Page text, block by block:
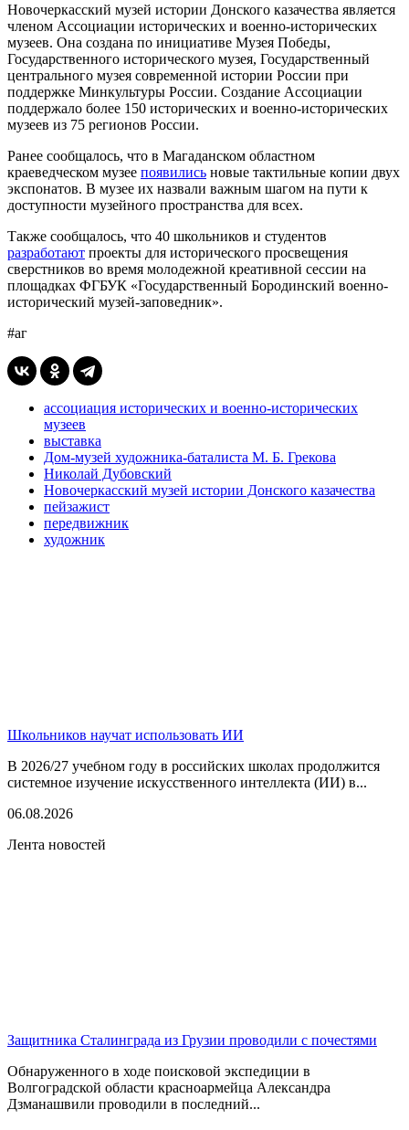
Новочеркасский музей истории Донского казачества является
членом Ассоциации исторических и военно-исторических
музеев. Она создана по инициативе Музея Победы,
Государственного исторического музея, Государственный
центрального музея современной истории России при
поддержке Минкультуры России. Создание Ассоциации
поддержало более 150 исторических и военно-исторических
музеев из 75 регионов России.
Ранее сообщалось, что в Магаданском областном
краеведческом музее появились новые тактильные копии двух
экспонатов. В музее их назвали важным шагом на пути к
доступности музейного пространства для всех.
Также сообщалось, что 40 школьников и студентов
разработают проекты для исторического просвещения
сверстников во время молодежной креативной сессии на
площадках ФГБУК «Государственный Бородинский военно-
исторический музей-заповедник».
#аг
ассоциация исторических и военно-исторических
музеев
выставка
Дом-музей художника-баталиста М. Б. Грекова
Николай Дубовский
Новочеркасский музей истории Донского казачества
пейзажист
передвижник
художник
Школьников научат использовать ИИ
В 2026/27 учебном году в российских школах продолжится
системное изучение искусственного интеллекта (ИИ) в...
06.08.2026
Лента новостей
Защитника Сталинграда из Грузии проводили с почестями
Обнаруженного в ходе поисковой экспедиции в
Волгоградской области красноармейца Александра
Дзманашвили проводили в последний...